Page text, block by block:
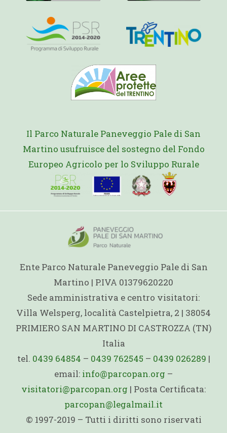
Il Parco Naturale Paneveggio Pale di San
Martino usufruisce del sostegno del Fondo
Europeo Agricolo per lo Sviluppo Rurale
Ente Parco Naturale Paneveggio Pale di San
Martino | P.IVA 01379620220
Sede amministrativa e centro visitatori:
Villa Welsperg, località Castelpietra, 2 | 38054
PRIMIERO SAN MARTINO DI CASTROZZA (TN)
Italia
tel. 0439 64854 – 0439 762545 – 0439 026289 |
email: info@parcopan.org –
visitatori@parcopan.org | Posta Certificata:
parcopan@legalmail.it
© 1997-2019 – Tutti i diritti sono riservati